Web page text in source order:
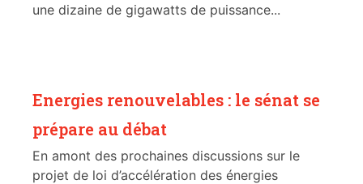
une dizaine de gigawatts de puissance...
Energies renouvelables : le sénat se
prépare au débat
En amont des prochaines discussions sur le
projet de loi d’accélération des énergies